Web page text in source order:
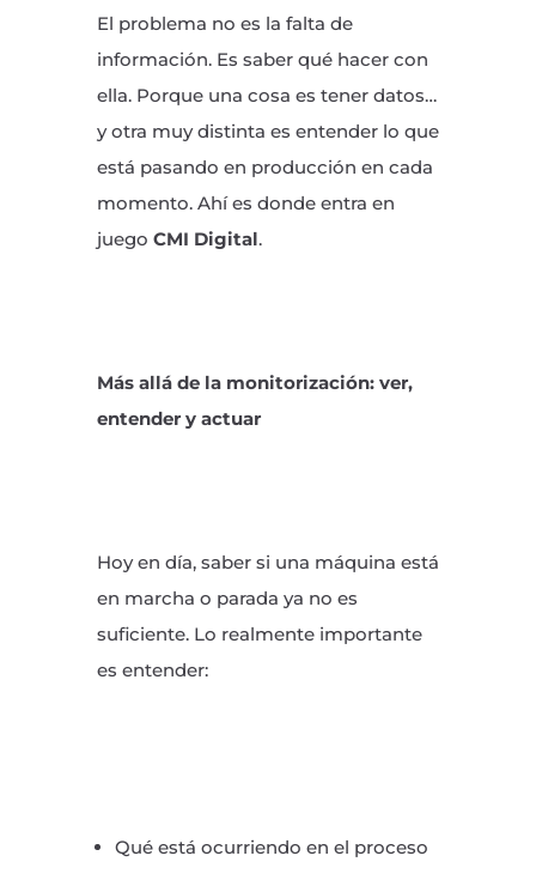
El problema no es la falta de
información. Es saber qué hacer con
ella. Porque una cosa es tener datos…
y otra muy distinta es entender lo que
está pasando en producción en cada
momento. Ahí es donde entra en
juego CMI Digital.
Más allá de la monitorización: ver,
entender y actuar
Hoy en día, saber si una máquina está
en marcha o parada ya no es
suficiente. Lo realmente importante
es entender:
Qué está ocurriendo en el proceso